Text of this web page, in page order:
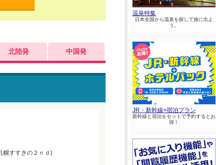
北陸発 中国発
すすきの２ｎｄ)
温泉特集
日本全国から温泉を探して旅に出よ
う。
JR・新幹線+宿泊プラン
新幹線と宿泊をセットで予約するとお
得！